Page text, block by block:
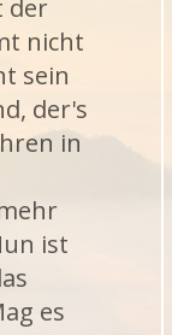
der
nicht
sein
der's
in
ist
es